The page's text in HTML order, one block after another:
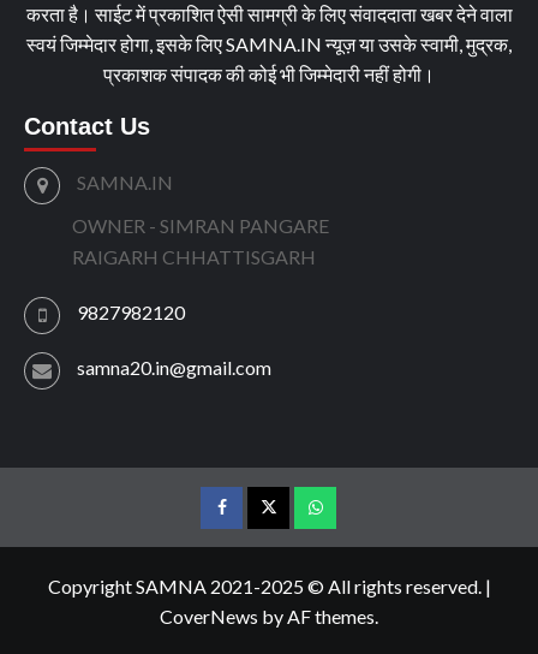
करता है। साईट में प्रकाशित ऐसी सामग्री के लिए संवाददाता खबर देने वाला
स्वयं जिम्मेदार होगा, इसके लिए SAMNA.IN न्यूज़ या उसके स्वामी, मुद्रक,
प्रकाशक संपादक की कोई भी जिम्मेदारी नहीं होगी।
Contact Us
SAMNA.IN
OWNER - SIMRAN PANGARE
RAIGARH CHHATTISGARH
9827982120
samna20.in@gmail.com
facebooktwitterwtsp
Copyright SAMNA 2021-2025 © All rights reserved. |
CoverNews by AF themes.